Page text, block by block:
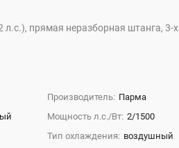
л.с.), прямая неразборная штанга, 3-х
Производитель: Парма
Мощность л.с./Вт: 2/1500
Тип охлаждения: воздушный